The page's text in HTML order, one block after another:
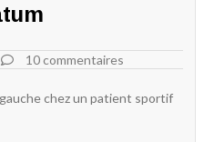
10 commentaires
chez un patient sportif